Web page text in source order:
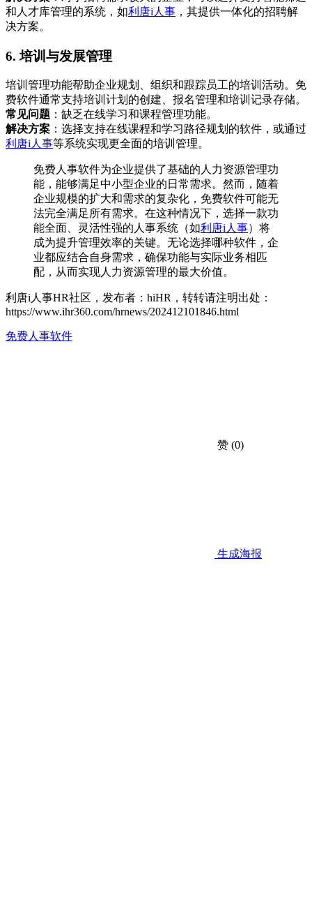
和人才库管理的系统，如利唐i人事 ，其提供一体化的招聘解
决方案。
6. 培训与发展管理
培训管理功能帮助企业规划、组织和跟踪员工的培训活动。免
费软件通常支持培训计划的创建、报名管理和培训记录存储。
常见问题 ：缺乏在线学习和课程管理功能。
解决方案 ：选择支持在线课程和学习路径规划的软件，或通过
利唐i人事等系统实现更全面的培训管理。
免费人事软件为企业提供了基础的人力资源管理功
能，能够满足中小型企业的日常需求。然而，随着
企业规模的扩大和需求的复杂化，免费软件可能无
法完全满足所有需求。在这种情况下，选择一款功
能全面、灵活性强的人事系统（如利唐i人事）将
成为提升管理效率的关键。无论选择哪种软件，企
业都应结合自身需求，确保功能与实际业务相匹
配，从而实现人力资源管理的最大价值。
利唐i人事HR社区，发布者：hiHR，转转请注明出处：
https://www.ihr360.com/hrnews/202412101846.html
免费人事软件
赞 (0)
生成海报